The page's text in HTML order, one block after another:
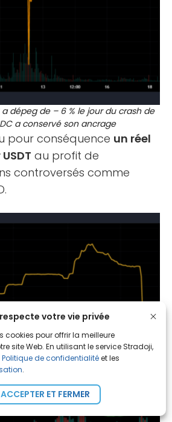
votre vie privée
cookies pour offrir la meilleure
site Web. En utilisant le service Stradoji,
Politique de confidentialitéet les
.
ACCEPTER ET FERMER
a dépeg de – 6 % le jour du crash de
a conservé son ancrage
pour conséquence un réel
au profit de
controversés comme